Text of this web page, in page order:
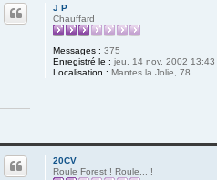
e
r
P
o
r
J P
Chauffard
Messages : 375
Enregistré le : jeu. 14 nov. 2002 13:43
Localisation : Mantes la Jolie, 78
20CV
Roule Forest ! Roule... !